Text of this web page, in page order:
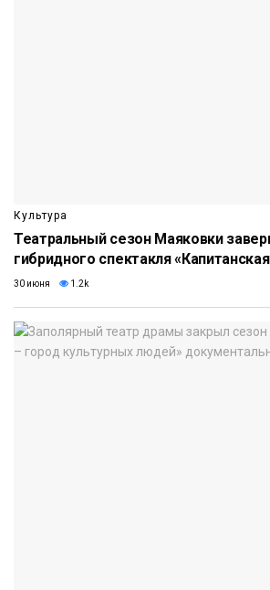
Культура
Театральный сезон Маяковки
гибридного спектакля
30 июня 1.2k